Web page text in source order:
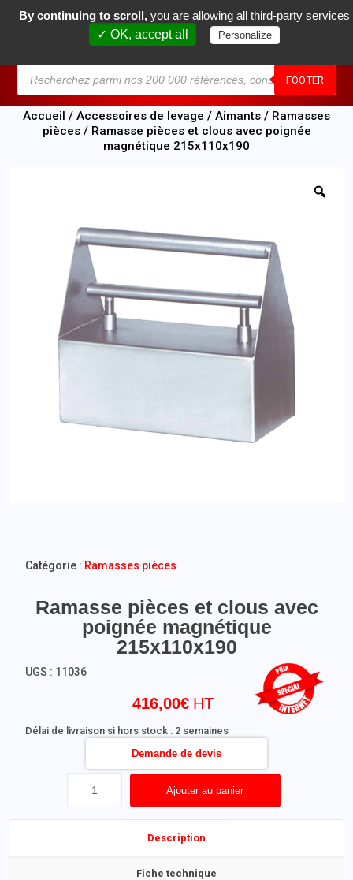
FOOTER
0
Accueil / Accessoires de levage / Aimants / Ramasses
pièces/ Ramasse pièces et clous avec poignée
magnétique 215x110x190
Ramasse pièces et clous avec
poignée magnétique
215x110x190
416,00€
Délai de livraison si hors stock : 2 semaines
Ajouter au panier
Demande de devis
UGS : 11036
Catégorie : Ramasses pièces
Description
Fiche technique
By continuing to scroll, you are allowing all third-party services
✓ OK, accept all
Personalize